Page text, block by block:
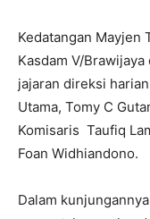
Kedatangan Mayjen
Kasdam V/
jajaran direksi
Utama, Tomy C
Komisaris Taufiq
Foan Widhiandono.
Dalam